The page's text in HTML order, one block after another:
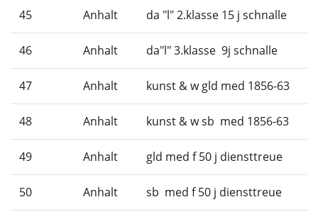
45 Anhalt da "l" 2.klasse 15 j schnalle
46 Anhalt da"l" 3.klasse 9j schnalle
47 Anhalt kunst & w gld med 1856-63
48 Anhalt kunst & w sb med 1856-63
49 Anhalt gld med f 50 j diensttreue
50 Anhalt sb med f 50 j diensttreue